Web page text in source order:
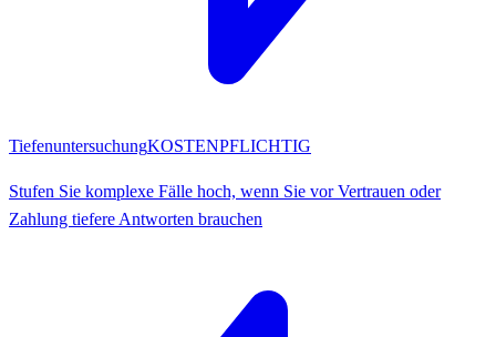
TiefenuntersuchungKOSTENPFLICHTIG
Stufen Sie komplexe Fälle hoch, wenn Sie vor Vertrauen oder
Zahlung tiefere Antworten brauchen